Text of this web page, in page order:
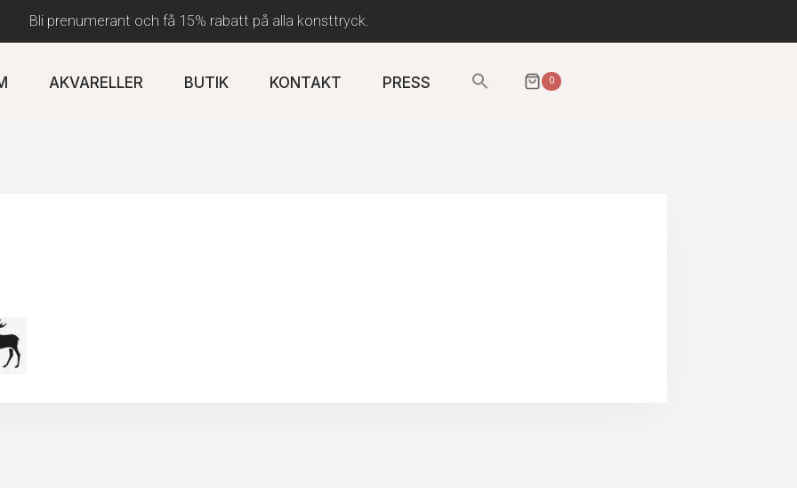
Bli prenumerant och få 15% rabatt på alla konsttryck.
AKVARELLER BUTIK KONTAKT PRESS
Sök
efter:
0